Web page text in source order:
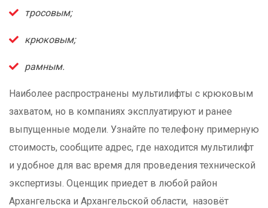
тросовым;
крюковым;
рамным.
Наиболее распространены мультилифты с крюковым
захватом, но в компаниях эксплуатируют и ранее
выпущенные модели. Узнайте по телефону примерную
стоимость, сообщите адрес, где находится мультилифт
и удобное для вас время для проведения технической
экспертизы. Оценщик приедет в любой район
Архангельска и Архангельской области, назовёт